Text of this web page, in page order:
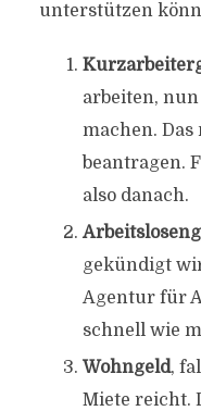
unterstützen
arbeiten,
machen.
beantragen.
also danach.
gekündigt
Agentur für
schnell wie
Wohngeld,
Miete reicht.